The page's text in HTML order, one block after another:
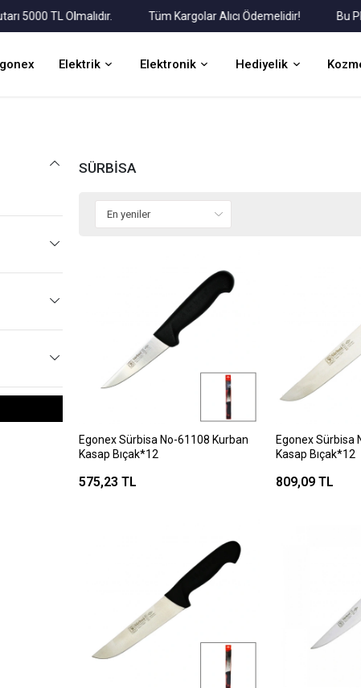
TL Olmalıdır. Tüm Kargolar Alıcı Ödemelidir! Bu
Elektrik Elektronik Hediyelik
SÜRBİSA
Egonex Sürbisa No-61108 Kurban
Kasap Bıçak*12
575,23 TL
Egonex Sürbisa
Kasap Bıçak*12
809,09 TL